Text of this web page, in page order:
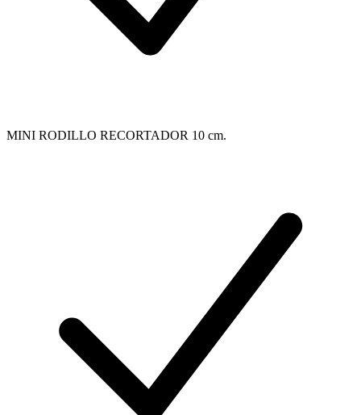
MINI RODILLO RECORTADOR 10 cm.